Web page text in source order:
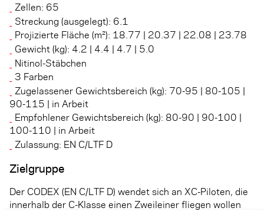
Zellen: 65
Streckung (ausgelegt): 6.1
Projizierte Fläche (m²): 18.77 | 20.37 | 22.08 | 23.78
Gewicht (kg): 4.2 | 4.4 | 4.7 | 5.0
Nitinol-Stäbchen
3 Farben
Zugelassener Gewichtsbereich (kg): 70-95 | 80-105 |
90-115 | in Arbeit
Empfohlener Gewichtsbereich (kg): 80-90 | 90-100 |
100-110 | in Arbeit
Zulassung: EN C/LTF D
Zielgruppe
Der CODEX (EN C/LTF D) wendet sich an XC-Piloten, die
innerhalb der C-Klasse einen Zweileiner fliegen wollen